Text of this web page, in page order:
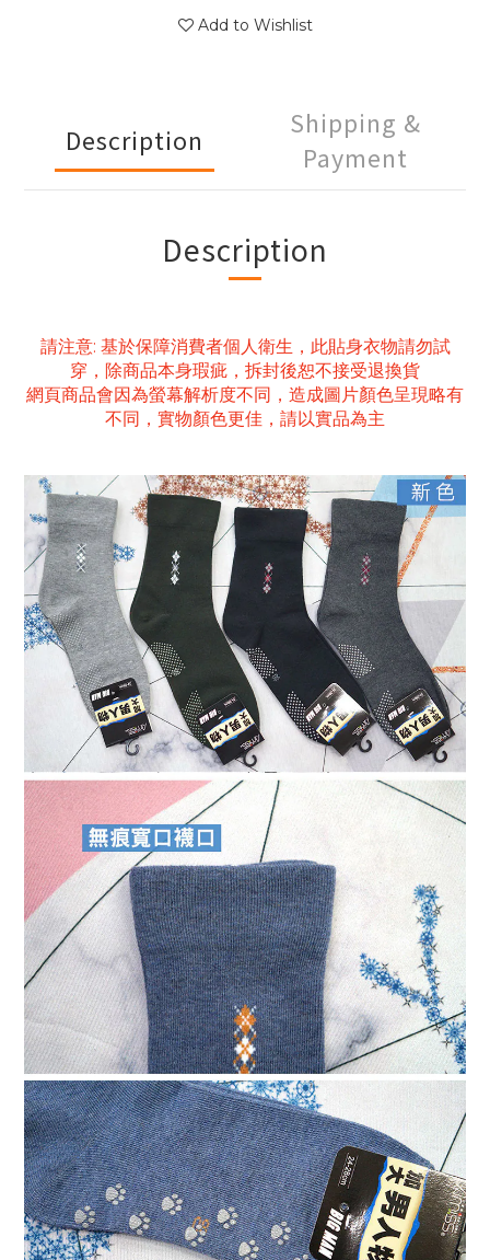
Add to Wishlist
Description
Shipping &
Payment
Description
請注意: 基於保障消費者個人衛生，此貼身衣物請勿試
穿，除商品本身瑕疵，拆封後恕不接受退換貨
網頁商品會因為螢幕解析度不同，造成圖片顏色呈現略有
不同，實物顏色更佳，請以實品為主